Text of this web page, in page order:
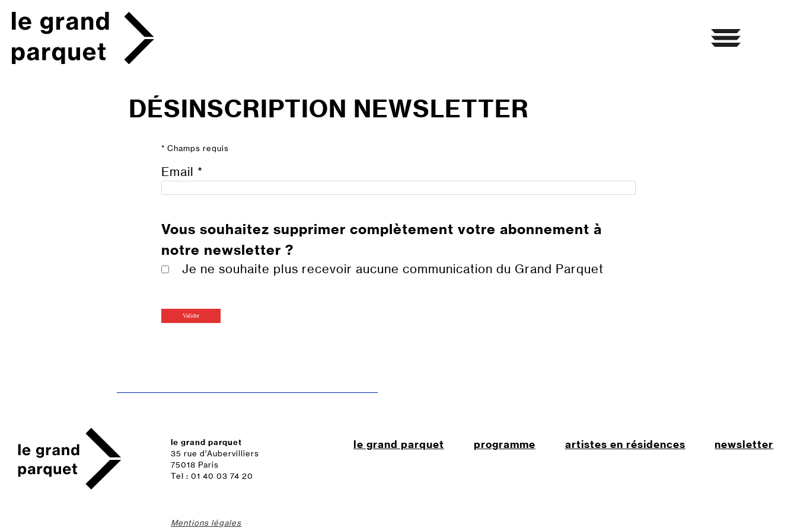
Skip
to
content
DÉSINSCRIPTION NEWSLETTER
* Champs requis
Email *
Vous souhaitez supprimer complètement votre abonnement à
notre newsletter ?
Je ne souhaite plus recevoir aucune communication du Grand Parquet
le grand parquet
35 rue d’Aubervilliers
75018 Paris
Tel : 01 40 03 74 20
Mentions légales
le grand parquet programme artistes en résidences newsletter